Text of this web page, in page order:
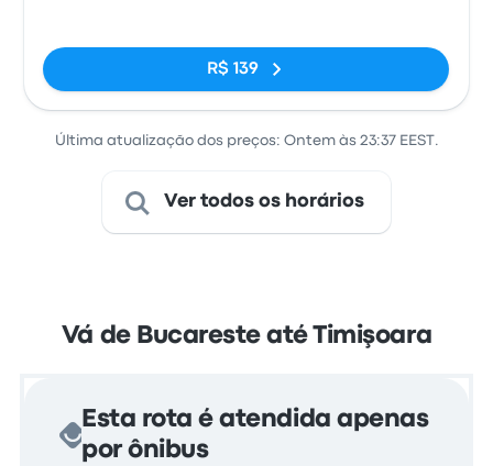
R$ 139
Última atualização dos preços: Ontem às 23:37 EEST.
Ver todos os horários
Vá de Bucareste até Timişoara
Esta rota é atendida apenas
por ônibus